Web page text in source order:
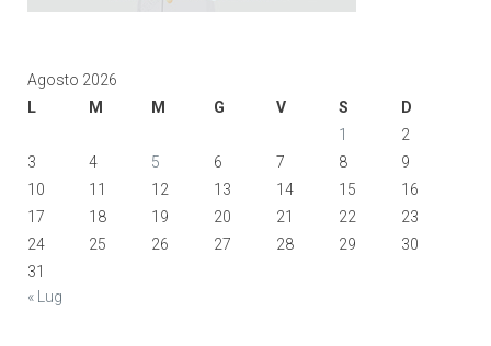
Agosto 2026
L
M M G V S
D
1
2
3
4 5 6 7 8
9
10
11 12 13 14 15
16
17
18 19 20 21 22
23
24
25 26 27 28 29
30
31
« Lug